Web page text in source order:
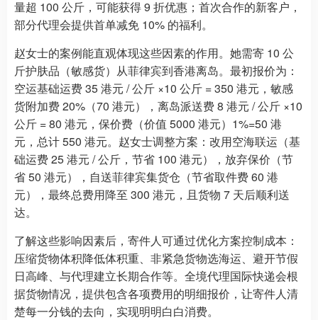
量超 100 公斤，可能获得 9 折优惠；首次合作的新客户，
部分代理会提供首单减免 10% 的福利。
赵女士的案例能直观体现这些因素的作用。她需寄 10 公
斤护肤品（敏感货）从菲律宾到香港离岛。最初报价为：
空运基础运费 35 港元 / 公斤 ×10 公斤 = 350 港元，敏感
货附加费 20%（70 港元），离岛派送费 8 港元 / 公斤 ×10
公斤 = 80 港元，保价费（价值 5000 港元）1%=50 港
元，总计 550 港元。赵女士调整方案：改用空海联运（基
础运费 25 港元 / 公斤，节省 100 港元），放弃保价（节
省 50 港元），自送菲律宾集货仓（节省取件费 60 港
元），最终总费用降至 300 港元，且货物 7 天后顺利送
达。
了解这些影响因素后，寄件人可通过优化方案控制成本：
压缩货物体积降低体积重、非紧急货物选海运、避开节假
日高峰、与代理建立长期合作等。全境代理国际快递会根
据货物情况，提供包含各项费用的明细报价，让寄件人清
楚每一分钱的去向，实现明明白白消费。